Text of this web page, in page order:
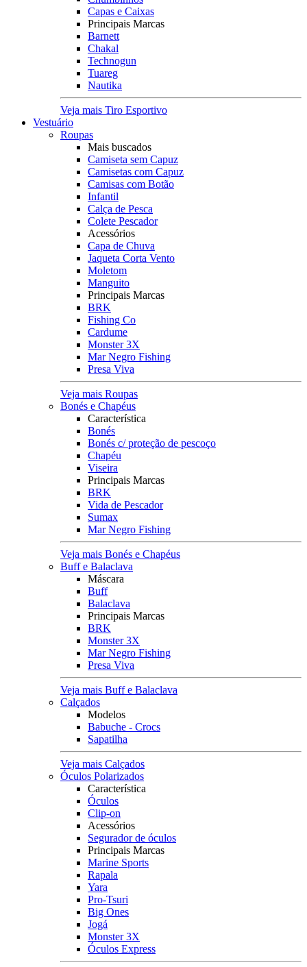
Capas e Caixas
Principais Marcas
Barnett
Chakal
Technogun
Tuareg
Nautika
Veja mais Tiro Esportivo
Vestuário
Roupas
Mais buscados
Camiseta sem Capuz
Camisetas com Capuz
Camisas com Botão
Infantil
Calça de Pesca
Colete Pescador
Acessórios
Capa de Chuva
Jaqueta Corta Vento
Moletom
Manguito
Principais Marcas
BRK
Fishing Co
Cardume
Monster 3X
Mar Negro Fishing
Presa Viva
Veja mais Roupas
Bonés e Chapéus
Característica
Bonés
Bonés c/ proteção de pescoço
Chapéu
Viseira
Principais Marcas
BRK
Vida de Pescador
Sumax
Mar Negro Fishing
Veja mais Bonés e Chapéus
Buff e Balaclava
Máscara
Buff
Balaclava
Principais Marcas
BRK
Monster 3X
Mar Negro Fishing
Presa Viva
Veja mais Buff e Balaclava
Calçados
Modelos
Babuche - Crocs
Sapatilha
Veja mais Calçados
Óculos Polarizados
Característica
Óculos
Clip-on
Acessórios
Segurador de óculos
Principais Marcas
Marine Sports
Rapala
Yara
Pro-Tsuri
Big Ones
Jogá
Monster 3X
Óculos Express